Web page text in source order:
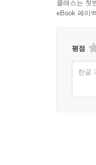
클래스는 첫
eBook 페이
평점
한글